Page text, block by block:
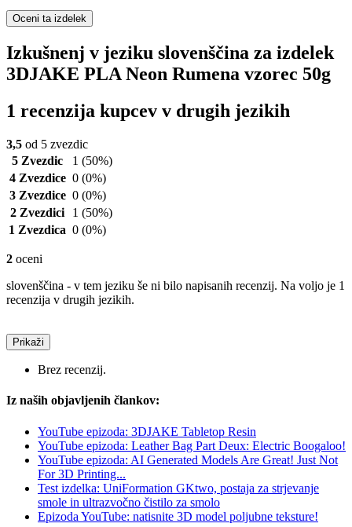
Oceni ta izdelek
Izkušnenj v jeziku slovenščina za izdelek
3DJAKE PLA Neon Rumena vzorec 50g
1 recenzija kupcev v drugih jezikih
3,5 od 5 zvezdic
5 Zvezdic
1 (50%)
4 Zvezdice 0 (0%)
3 Zvezdice 0 (0%)
2 Zvezdici
1 (50%)
1 Zvezdica 0 (0%)
2 oceni
slovenščina - v tem jeziku še ni bilo napisanih recenzij. Na voljo je 1
recenzija v drugih jezikih.
Prikaži
Brez recenzij.
Iz naših objavljenih člankov:
YouTube epizoda: 3DJAKE Tabletop Resin
YouTube epizoda: Leather Bag Part Deux: Electric Boogaloo!
YouTube epizoda: AI Generated Models Are Great! Just Not
For 3D Printing...
Test izdelka: UniFormation GKtwo, postaja za strjevanje
smole in ultrazvočno čistilo za smolo
Epizoda YouTube: natisnite 3D model poljubne teksture!